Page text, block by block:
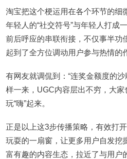
淘宝把这个梗运用在各个环节的细
年轻人的“社交符号”与年轻人打成
前后呼应的串联衔接，不仅事半功
起到了全方位调动用户参与热情的
有网友就调侃到：“连奖金额度的
样一来，UGC内容层出不穷，大
玩“嗨”起来。
正是以上这3步传播策略，有效打
玩耍的一扇窗，让更多用户自发挖
富有趣的内容生态，拉近了与用户